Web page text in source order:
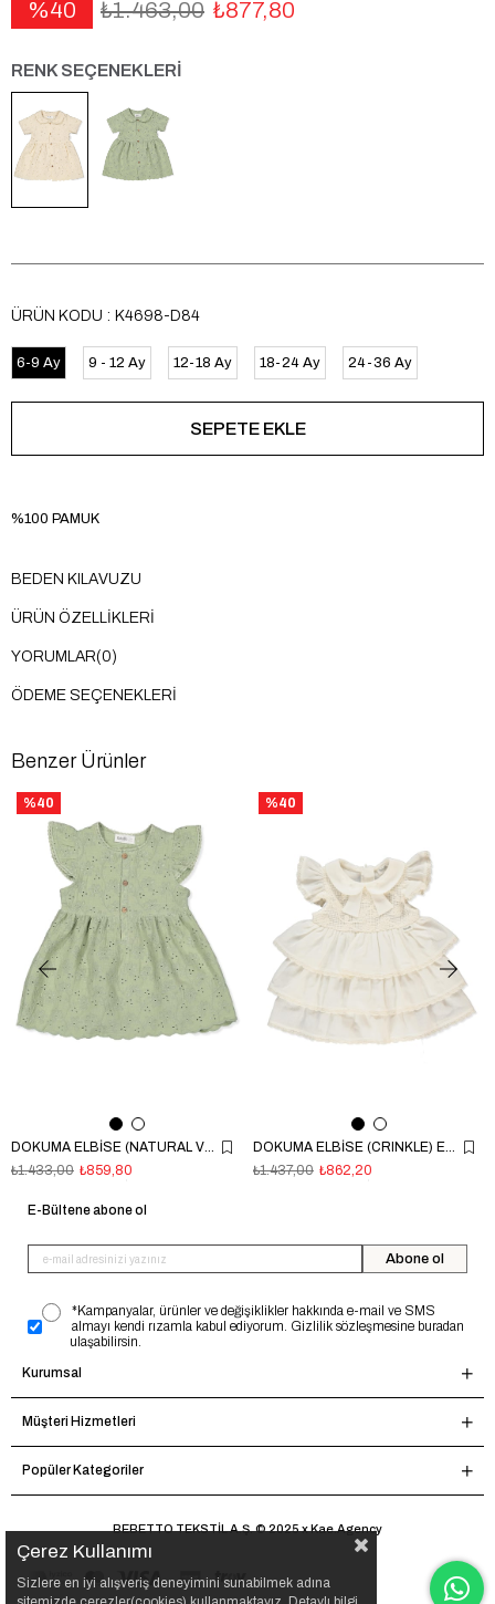
40 ₺1.463,00 ₺877,80
RENK SEÇENEKLERİ
ÜRÜN KODU K4698-D84
6-9 Ay 9 - 12 Ay 12-18 Ay 18-24 Ay 24-36 Ay
%100 PAMUK
BEDEN KILAVUZU
ÜRÜN ÖZELLIKLERI
YORUMLAR(0)
ÖDEME SEÇENEKLERI
Benzer Ürünler
DOKUMA ELBİSE (NATURAL VIOLET) YEŞİL
₺859,80
₺1.433,00
%40
DOKUMA ELBİSE (CRINKLE) EKRU
₺862,20
₺1.437,00
%40
E-Bültene abone ol
Abone ol
*Kampanyalar, ürünler ve değişiklikler hakkında e-mail ve SMS
almayı kendi rızamla kabul ediyorum. Gizlilik sözleşmesine buradan
ulaşabilirsin.
Kurumsal
Müşteri Hizmetleri
Popüler Kategoriler
BEBETTO TEKSTİL A.Ş. © 2025 x Kae.Agency
Çerez Kullanımı
Sizlere en iyi alışveriş deneyimini sunabilmek adına